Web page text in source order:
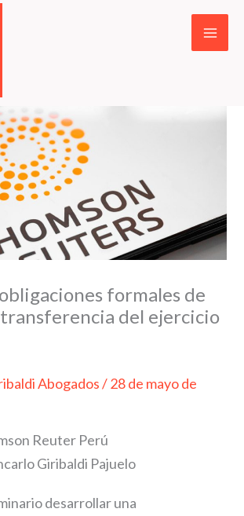
formales de
del ejercicio
Abogados/28 de mayo de
Reuter Perú
Giribaldi Pajuelo
desarrollar una